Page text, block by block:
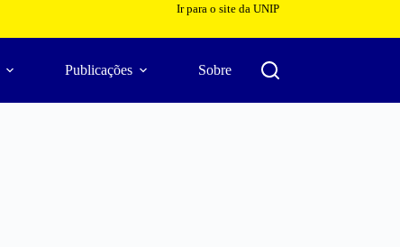
Ir para o site da UNIP
Publicações Sobre